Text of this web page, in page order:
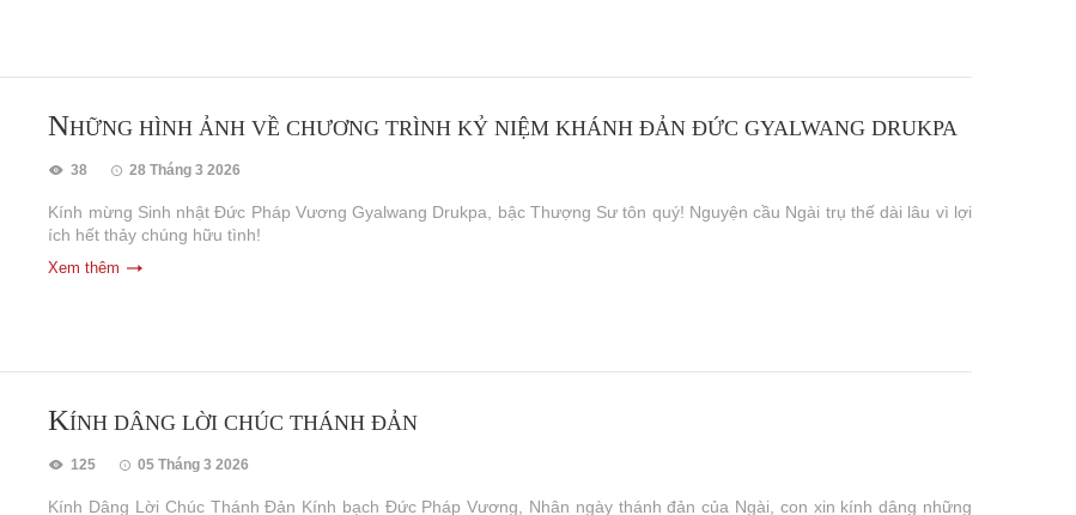
NHỮNG HÌNH ẢNH VỀ CHƯƠNG TRÌNH KỶ NIỆM KHÁNH ĐẢN ĐỨC GYALWANG DRUKPA
38 28 Tháng 3 2026
Kính mừng Sinh nhật Đức Pháp Vương Gyalwang Drukpa, bậc Thượng Sư tôn quý! Nguyện cầu Ngài trụ thế dài lâu vì lợi
ích hết thảy chúng hữu tình!
Xem thêm
KÍNH DÂNG LỜI CHÚC THÁNH ĐẢN
125 05 Tháng 3 2026
Kính Dâng Lời Chúc Thánh Đản Kính bạch Đức Pháp Vương, Nhân ngày thánh đản của Ngài, con xin kính dâng những